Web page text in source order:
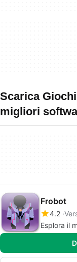
Scarica
migliori
Frobot
4.2
Esplora il